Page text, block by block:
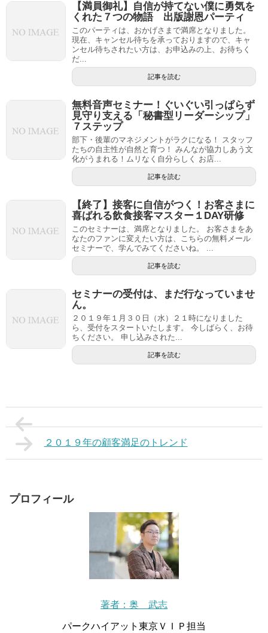
【満員御礼】自信が持てない僕に勇気を
くれた７つの物語 出版謝恩パーティ
このパーティは、おかげさまで満席となりました。
現在、キャンセル待ちを承っておりますので、キャ
ンセル待ちされたい方は、お申込みの上、お待ちく
だ...
記事を読む
無料音声セミナー！ぐいぐい引っぱらず
見守り支える「秘書型リーダーシップ」
７ステップ
部下・後輩のマネジメントがラクになる！ スタッフ
たちの自主性が自然と育つ！ みんなが協力しあう文
化がうまれる！ムリなく自分らしく お店...
記事を読む
【終了】接客に自信がつく！お客さまに
喜ばれる飲食接客マスター１DAY研修
このセミナーは、満席となりました。 お客さまをあ
なたのファンに変えたい方は、こちらの無料メール
セミナーで、学んでみてくださいね。 ...
記事を読む
セミナーの受付は、まだ行なっていませ
ん。
２０１９年１月３０日（水）２１時になりました
ら、受付をスタートいたします。 今しばらく、お待
ちください。 申し込みされた...
記事を読む
２０１９年の顧客満足のトレンド
プロフィール
著者：奥 武志
パークハイアット東京ＶＩＰ担当